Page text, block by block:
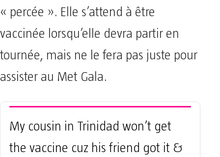
« percée ». Elle s’attend à être
vaccinée lorsqu’elle devra partir en
tournée, mais ne le fera pas juste pour
assister au Met Gala.
My cousin in Trinidad won’t get
the vaccine cuz his friend got it &